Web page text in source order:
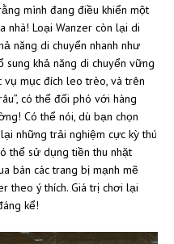
mình đang điều khiển một
nhà! Loại Wanzer còn lại di
năng di chuyển nhanh như
khả năng di chuyển vững
vụ mục đích leo trèo, và trên
có thể đối phó với hàng
Có thể nói, dù bạn chọn
những trải nghiệm cực kỳ thú
thể sử dụng tiền thu nhặt
bán các trang bị mạnh mẽ
theo ý thích. Giá trị chơi lại
kể!